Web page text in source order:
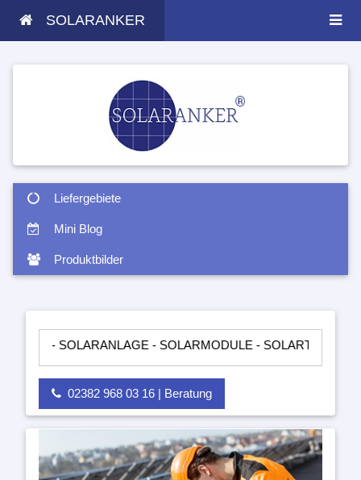
SOLARANKER
Liefergebiete
Mini Blog
Produktbilder
- SOLARMODULE - SOLARTASCHEN -
02382 968 03 16 | Beratung